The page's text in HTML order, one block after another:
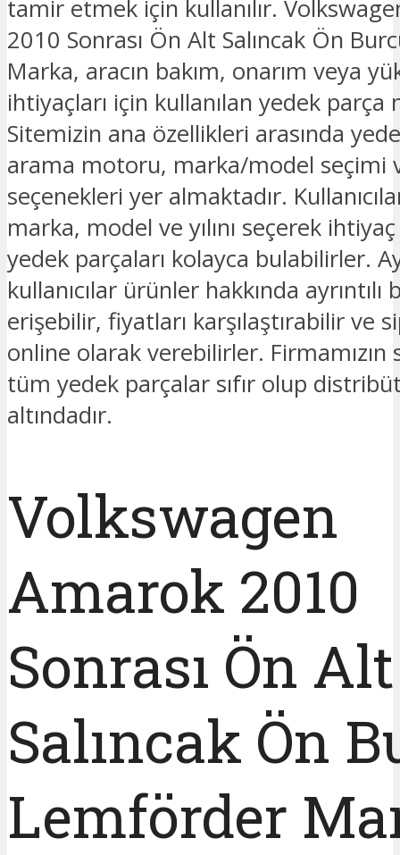
tamir etmek için kullanılır.
2010 Sonrası Ön Alt Salıncak Ön
Marka, aracın bakım, onarım veya
ihtiyaçları için kullanılan yedek parça
Sitemizin ana özellikleri arasında
arama motoru, marka/model seçimi
seçenekleri yer almaktadır.
marka, model ve yılını seçerek
yedek parçaları kolayca bulabilirler.
kullanıcılar ürünler hakkında ayrıntılı
erişebilir, fiyatları karşılaştırabilir ve
online olarak verebilirler. Firmamızın
tüm yedek parçalar sıfır olup
altındadır.
Volkswagen
Amarok 2010
Sonrası Ön Alt
Salıncak Ön
Lemförder